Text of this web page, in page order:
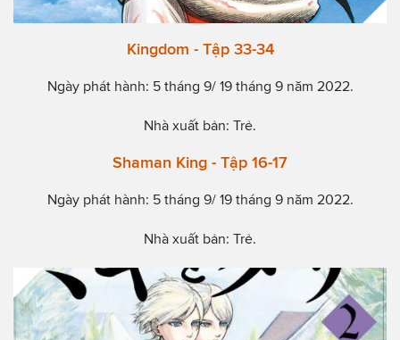
Kingdom - Tập 33-34
Ngày phát hành: 5 tháng 9/ 19 tháng 9 năm 2022.
Nhà xuất bản: Trẻ.
Shaman King - Tập 16-17
Ngày phát hành: 5 tháng 9/ 19 tháng 9 năm 2022.
Nhà xuất bản: Trẻ.